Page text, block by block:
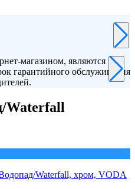
магазином, являются
гарантийного обслуживания
Waterfall